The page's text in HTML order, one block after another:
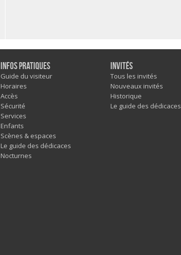
Infos pratiques
Guide du visiteur
Horaires
Accès
Sécurité
Services
Enfants
Scènes & espaces
Le guide des dédicaces
Nocturnes
Invités
Tous les invités
Nouveaux invités
Historique
Le guide des dédicaces